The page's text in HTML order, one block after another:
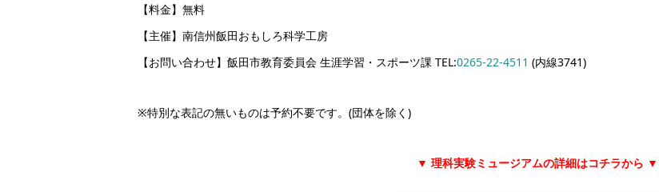
【料金】無料
【主催】南信州飯田おもしろ科学工房
【お問い合わせ】飯田市教育委員会 生涯学習・スポーツ課 TEL:0265-22-4511 (内線3741)
※特別な表記の無いものは予約不要です。(団体を除く)
▼ 理科実験ミュージアムの詳細はコチラから ▼